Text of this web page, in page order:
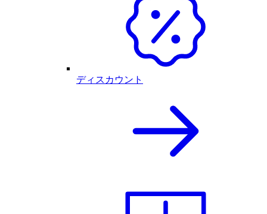
ディスカウント